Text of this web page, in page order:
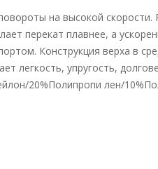
на высокой
перекат плавнее, а
Конструкция верха в
легкость, упругость,
20%Полипропи лен/